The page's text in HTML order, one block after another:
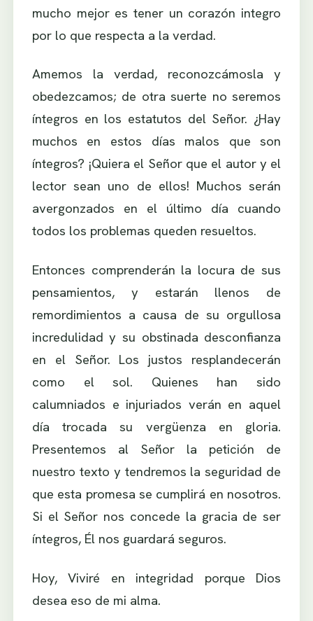
mucho mejor es tener un corazón integro
por lo que respecta a la verdad.
Amemos la verdad, reconozcámosla y
obedezcamos; de otra suerte no seremos
íntegros en los estatutos del Señor. ¿Hay
muchos en estos días malos que son
íntegros? ¡Quiera el Señor que el autor y el
lector sean uno de ellos! Muchos serán
avergonzados en el último día cuando
todos los problemas queden resueltos.
Entonces comprenderán la locura de sus
pensamientos, y estarán llenos de
remordimientos a causa de su orgullosa
incredulidad y su obstinada desconfianza
en el Señor. Los justos resplandecerán
como el sol. Quienes han sido
calumniados e injuriados verán en aquel
día trocada su vergüenza en gloria.
Presentemos al Señor la petición de
nuestro texto y tendremos la seguridad de
que esta promesa se cumplirá en nosotros.
Si el Señor nos concede la gracia de ser
íntegros, Él nos guardará seguros.
Hoy, Viviré en integridad porque Dios
desea eso de mi alma.